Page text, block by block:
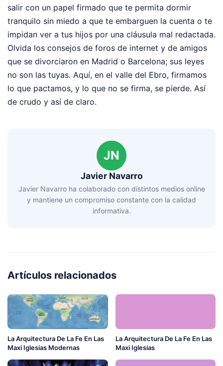
salir con un papel firmado que te permita dormir
tranquilo sin miedo a que te embarguen la cuenta o te
impidan ver a tus hijos por una cláusula mal redactada.
Olvida los consejos de foros de internet y de amigos
que se divorciaron en Madrid o Barcelona; sus leyes
no son las tuyas. Aquí, en el valle del Ebro, firmamos
lo que pactamos, y lo que no se firma, se pierde. Así
de crudo y así de claro.
JN
Javier Navarro
Javier Navarro ha colaborado con distintos medios online
y mantiene un compromiso constante con la calidad
informativa.
Artículos relacionados
La Arquitectura De La Fe En Las
Maxi Iglesias Modernas
La Arquitectura De La Fe En Las
Maxi Iglesias